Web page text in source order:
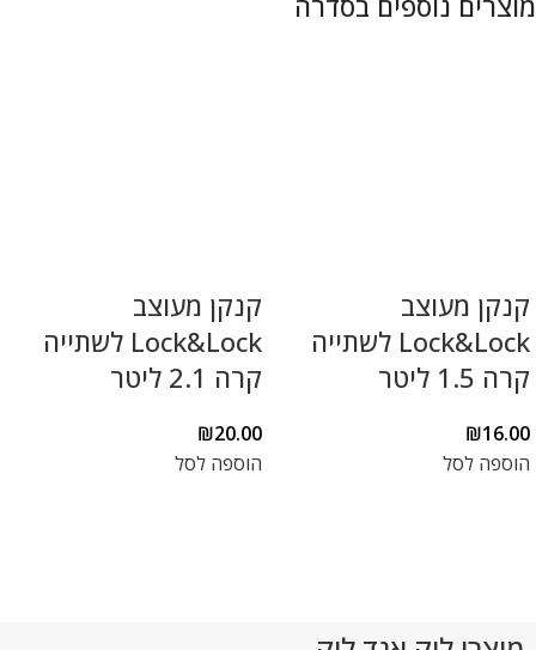
קנקן מעוצב
Lock&Lock לשתייה
קרה 1.5 ליטר
₪16.00
הוספה לסל
קנקן מעוצב
Lock&Lock לשתייה
קרה 2.1 ליטר
₪20.00
הוספה לסל